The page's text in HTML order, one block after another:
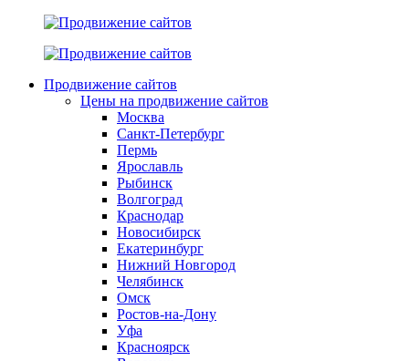
Продвижение сайтов
Цены на продвижение сайтов
Москва
Санкт-Петербург
Пермь
Ярославль
Рыбинск
Волгоград
Краснодар
Новосибирск
Екатеринбург
Нижний Новгород
Челябинск
Омск
Ростов-на-Дону
Уфа
Красноярск